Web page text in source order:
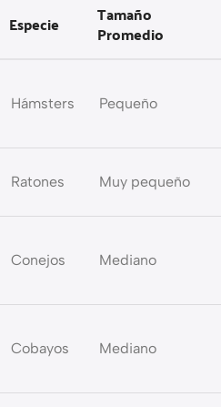
Especie Tamaño
Promedio
Hámsters Pequeño
Ratones Muy pequeño
Conejos Mediano
Cobayos Mediano